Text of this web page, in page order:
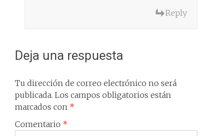
Reply
Deja una respuesta
Tu dirección de correo electrónico no será
publicada. Los campos obligatorios están
marcados con *
Comentario *